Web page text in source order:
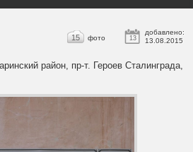
13
добавлено:
13.08.2015
15 фото
район, пр-т. Героев Сталинграда,